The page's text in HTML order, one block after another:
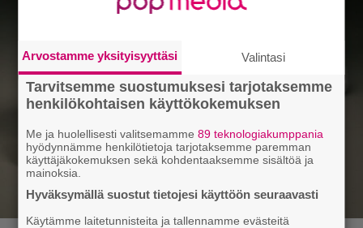
Arvostamme yksityisyyttäsi Valintasi
Tarvitsemme suostumuksesi tarjotaksemme
henkilökohtaisen käyttökokemuksen
Me ja huolellisesti valitsemamme89 teknologiakumppania
hyödynnämme henkilötietoja tarjotaksemme paremman
käyttäjäkokemuksen sekä kohdentaaksemme sisältöä ja
mainoksia.
Hyväksymällä suostut tietojesi käyttöön seuraavasti
Käytämme laitetunnisteita ja tallennamme evästeitä